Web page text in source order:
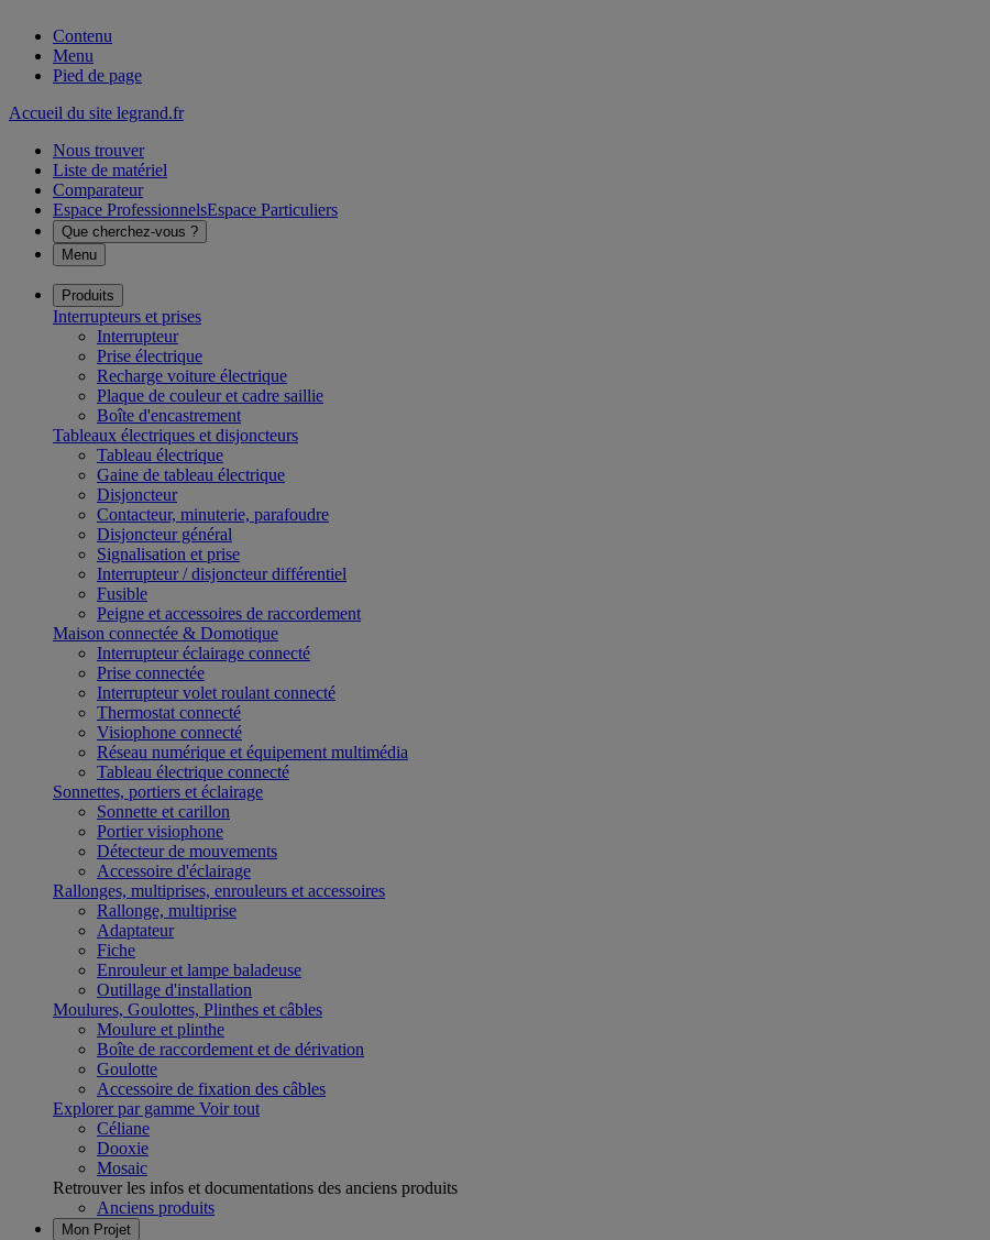
Contenu
Menu
Pied de page
Accueil du site legrand.fr
Nous trouver
Liste de matériel
Comparateur
Espace ProfessionnelsEspace Particuliers
Que cherchez-vous ?
Menu
Produits
Interrupteurs et prises
Interrupteur
Prise électrique
Recharge voiture électrique
Plaque de couleur et cadre saillie
Boîte d'encastrement
Tableaux électriques et disjoncteurs
Tableau électrique
Gaine de tableau électrique
Disjoncteur
Contacteur, minuterie, parafoudre
Disjoncteur général
Signalisation et prise
Interrupteur / disjoncteur différentiel
Fusible
Peigne et accessoires de raccordement
Maison connectée & Domotique
Interrupteur éclairage connecté
Prise connectée
Interrupteur volet roulant connecté
Thermostat connecté
Visiophone connecté
Réseau numérique et équipement multimédia
Tableau électrique connecté
Sonnettes, portiers et éclairage
Sonnette et carillon
Portier visiophone
Détecteur de mouvements
Accessoire d'éclairage
Rallonges, multiprises, enrouleurs et accessoires
Rallonge, multiprise
Adaptateur
Fiche
Enrouleur et lampe baladeuse
Outillage d'installation
Moulures, Goulottes, Plinthes et câbles
Moulure et plinthe
Boîte de raccordement et de dérivation
Goulotte
Accessoire de fixation des câbles
Explorer par gamme Voir tout
Céliane
Dooxie
Mosaic
Retrouver les infos et documentations des anciens produits
Anciens produits
Mon Projet